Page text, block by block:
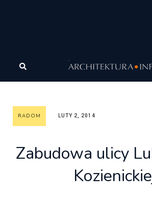
Architektura
Radom
Zabudowa ulicy Lubelskiej i
RADOM LUTY 2, 2014
Zabudowa ulicy